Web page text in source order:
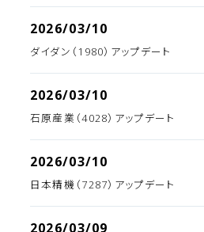
2026/03/10
ダイダン（1980）アップデート
2026/03/10
石原産業（4028）アップデート
2026/03/10
日本精機（7287）アップデート
2026/03/09